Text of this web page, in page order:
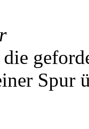
Spur